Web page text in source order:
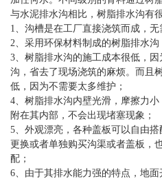
与水泥排水沟相比，树脂排水沟有
1、沟槽是在工厂直接浇筑而成，无
2、采用环保材料制成的树脂排水
3、树脂排水沟的施工成本很低，
沟，省去了现场浇筑的麻烦。而且
低，因为不需要太多维护；
4、树脂排水沟内壁光滑，摩擦力
附在其内部，不会出现堵塞现象；
5、外观漂亮，各种盖板可以自由
更换或者单独购买沟渠或者盖板，
配；
6、由于其排水能力强的特点，地